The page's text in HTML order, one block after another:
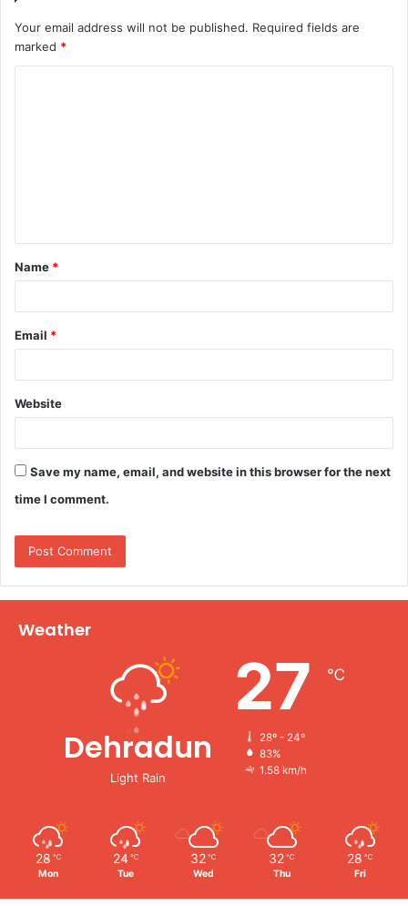
Your email address will not be published. Required fields are
marked *
t
*
Name *
Email *
Website
Save my name, email, and website in this browser for the next
time I comment.
Weather
Dehradun
Light Rain
27 ℃
28º - 24º
83%
1.58 km/h
28 ℃
Mon
24 ℃
Tue
32 ℃
Wed
32 ℃
Thu
28 ℃
Fri